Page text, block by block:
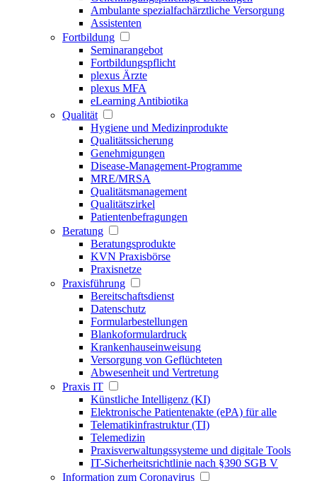
Ambulante spezialfachärztliche Versorgung
Assistenten
Fortbildung
Seminarangebot
Fortbildungspflicht
plexus Ärzte
plexus MFA
eLearning Antibiotika
Qualität
Hygiene und Medizinprodukte
Qualitätssicherung
Genehmigungen
Disease-Management-Programme
MRE/MRSA
Qualitätsmanagement
Qualitätszirkel
Patientenbefragungen
Beratung
Beratungsprodukte
KVN Praxisbörse
Praxisnetze
Praxisführung
Bereitschaftsdienst
Datenschutz
Formularbestellungen
Blankoformulardruck
Krankenhauseinweisung
Versorgung von Geflüchteten
Abwesenheit und Vertretung
Praxis IT
Künstliche Intelligenz (KI)
Elektronische Patientenakte (ePA) für alle
Telematikinfrastruktur (TI)
Telemedizin
Praxisverwaltungssysteme und digitale Tools
IT-Sicherheitsrichtlinie nach §390 SGB V
Information zum Coronavirus